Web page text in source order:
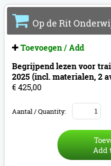
Op de Rit
Toevoegen / Add
Begrijpend lezen voor
2025 (incl. materialen, 2
€ 425,00
Aantal / Quantity:
Add